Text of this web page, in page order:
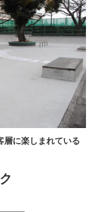
層に楽しまれている